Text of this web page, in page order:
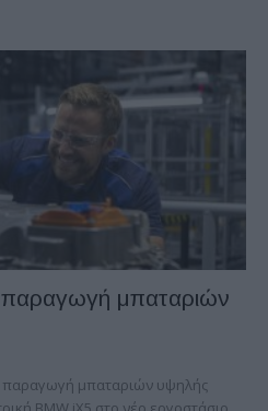
μπαταριών
παραγωγή μπαταριών υψηλής